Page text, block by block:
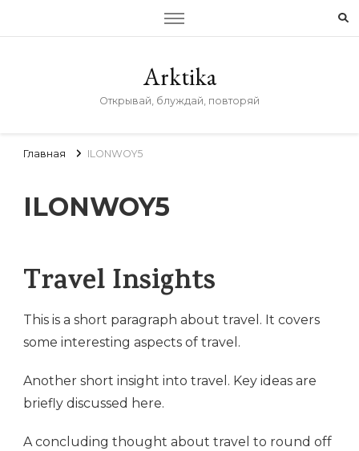
Arktika
Открывай, блуждай, повторяй
Главная ILONWOY5
ILONWOY5
Travel Insights
This is a short paragraph about travel. It covers
some interesting aspects of travel.
Another short insight into travel. Key ideas are
briefly discussed here.
A concluding thought about travel to round off